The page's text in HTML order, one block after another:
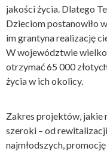
jakości życia. Dlatego
Dzieciom postanowiło
im grantyna realizację
W województwie
otrzymać 65 000
życia w ich okolicy.
Zakres projektów, jakie
szeroki – od
najmłodszych,